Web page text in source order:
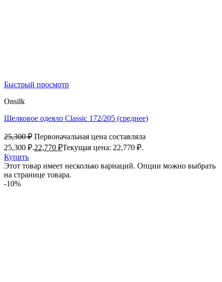
Быстрый просмотр
Onsilk
Шелковое одеяло Classic 172/205 (среднее)
25,300₽ Первоначальная цена составляла
25,300 ₽.22,770 ₽Текущая цена: 22,770 ₽.
Купить
Этот товар имеет несколько вариаций. Опции можно выбрать
на странице товара.
-10%